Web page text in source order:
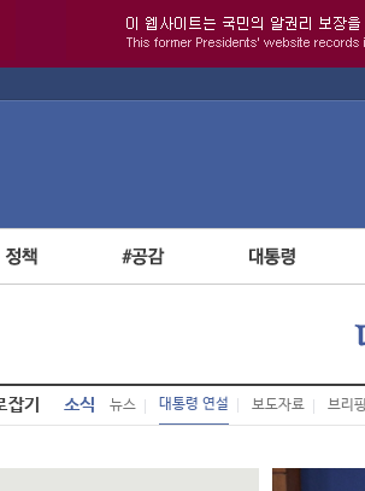
기 소식 뉴스 대통령 연설 보도자료 브리